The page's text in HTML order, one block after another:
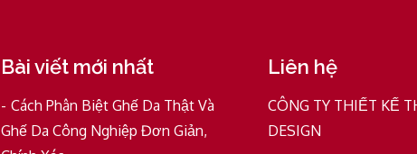
Bài viết mới nhất
Cách Phân Biệt Ghế Da Thật Và
Ghế Da Công Nghiệp Đơn Giản,
Liên hệ
CÔNG TY THIẾT KẾ
DESIGN